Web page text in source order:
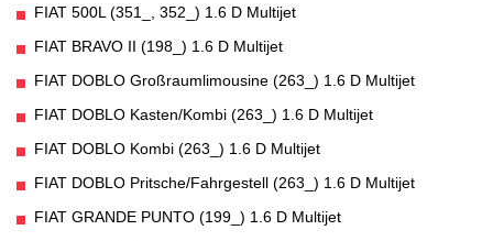
FIAT 500L (351_, 352_) 1.6 D Multijet
FIAT BRAVO II (198_) 1.6 D Multijet
FIAT DOBLO Großraumlimousine (263_) 1.6 D Multijet
FIAT DOBLO Kasten/Kombi (263_) 1.6 D Multijet
FIAT DOBLO Kombi (263_) 1.6 D Multijet
FIAT DOBLO Pritsche/Fahrgestell (263_) 1.6 D Multijet
FIAT GRANDE PUNTO (199_) 1.6 D Multijet